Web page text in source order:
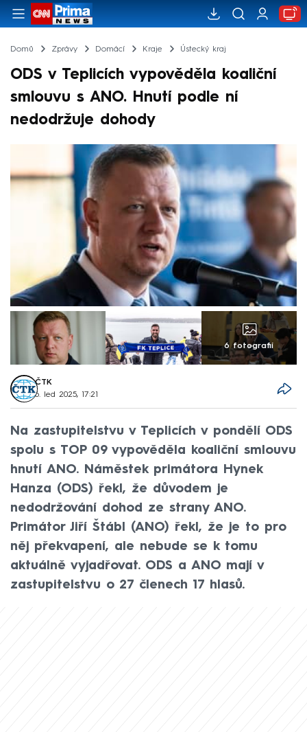
Domů Zprávy Domácí Kraje Ústecký kraj
ODS v Teplicích vypověděla koaliční
smlouvu s ANO. Hnutí podle ní
nedodržuje dohody
6 fotografií
ČTK
6. led 2025, 17:21
Na zastupitelstvu v Teplicích v pondělí ODS
spolu s TOP 09 vypověděla koaliční smlouvu
hnutí ANO. Náměstek primátora Hynek
Hanza (ODS) řekl, že důvodem je
nedodržování dohod ze strany ANO.
Primátor Jiří Štábl (ANO) řekl, že je to pro
něj překvapení, ale nebude se k tomu
aktuálně vyjadřovat. ODS a ANO mají v
zastupitelstvu o 27 členech 17 hlasů.